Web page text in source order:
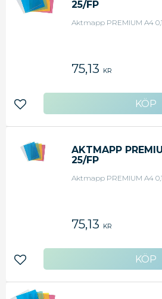
25/FP
Aktmapp PREMIUM A4
75,13 KR
Lägg till i favoriter
AKTMAPP
25/FP
Aktmapp PREMIUM A4
75,13 KR
Lägg till i favoriter